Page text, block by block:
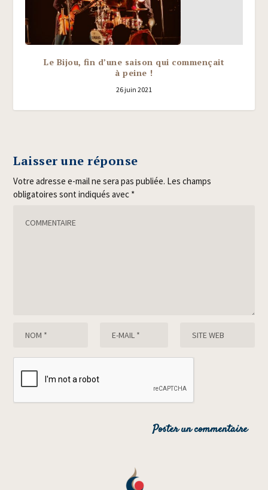
Le Bijou, fin d’une saison qui commençait
à peine !
26 juin 2021
Laisser une réponse
Votre adresse e-mail ne sera pas publiée. Les champs
obligatoires sont indiqués avec *